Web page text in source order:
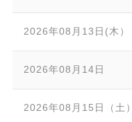
2026年08月13日(木）
2026年08月14日
2026年08月15日（土）